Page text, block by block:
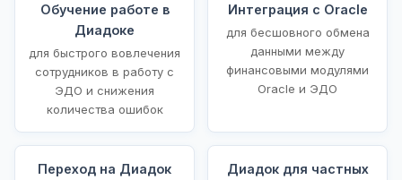
Обучение работе в
Диадоке
для быстрого вовлечения
сотрудников в работу с
ЭДО и снижения
количества ошибок
Интеграция с Oracle
для бесшовного обмена
данными между
финансовыми модулями
Oracle и ЭДО
Переход на Диадок
Диадок для частных